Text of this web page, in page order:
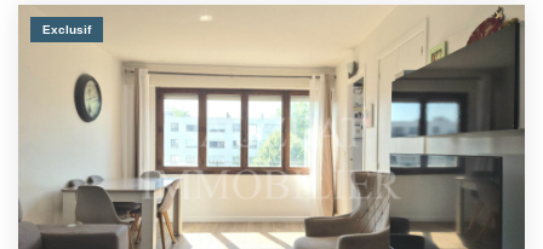
Exclusif